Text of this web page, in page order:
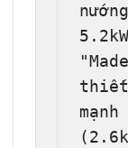
thiết